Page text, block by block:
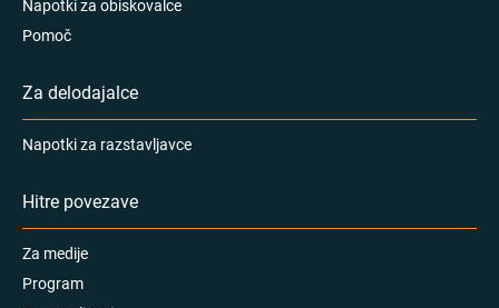
Napotki za obiskovalce
Pomoč
Za delodajalce
Napotki za razstavljavce
Hitre povezave
Za medije
Program